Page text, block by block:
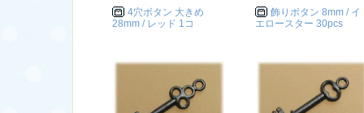
4穴ボタン 大きめ
28mm / レッド 1コ
飾りボタン 8mm / イ
エロースター 30pcs